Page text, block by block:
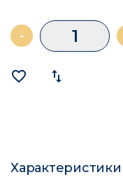
-
favorite_border import_export
Характеристики